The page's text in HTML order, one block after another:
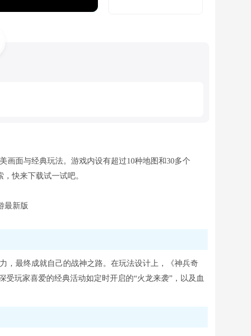
画面与经典玩法。游戏内设有超过10种地图和30多个
快来下载试一试吧。
，最终成就自己的战神之路。在玩法设计上，《神兵奇
玩家喜爱的经典活动如定时开启的“火龙来袭”，以及血